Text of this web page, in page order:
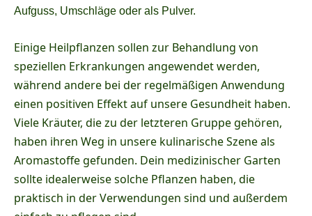
Aufguss, Umschläge oder als Pulver.
Einige Heilpflanzen sollen zur Behandlung von
speziellen Erkrankungen angewendet werden,
während andere bei der regelmäßigen Anwendung
einen positiven Effekt auf unsere Gesundheit haben.
Viele Kräuter, die zu der letzteren Gruppe gehören,
haben ihren Weg in unsere kulinarische Szene als
Aromastoffe gefunden. Dein medizinischer Garten
sollte idealerweise solche Pflanzen haben, die
praktisch in der Verwendungen sind und außerdem